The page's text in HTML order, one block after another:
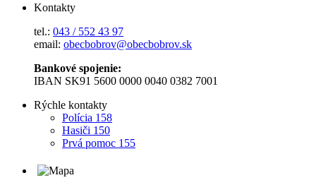
Kontakty
tel.: 043 / 552 43 97
email: obecbobrov@obecbobrov.sk
Bankové spojenie:
IBAN SK91 5600 0000 0040 0382 7001
Rýchle kontakty
Polícia 158
Hasiči 150
Prvá pomoc 155